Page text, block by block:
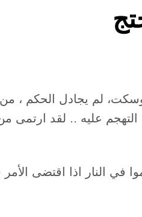
لم يجادل الحكم ،
التهجم عليه ..
النار اذا اقتضى الأمر